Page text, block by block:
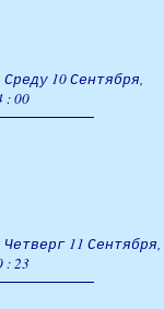
10 Сентября,
: 00
11 Сентября,
: 23